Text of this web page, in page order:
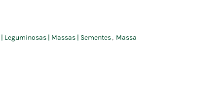
Leguminosas | Massas | Sementes, Massa